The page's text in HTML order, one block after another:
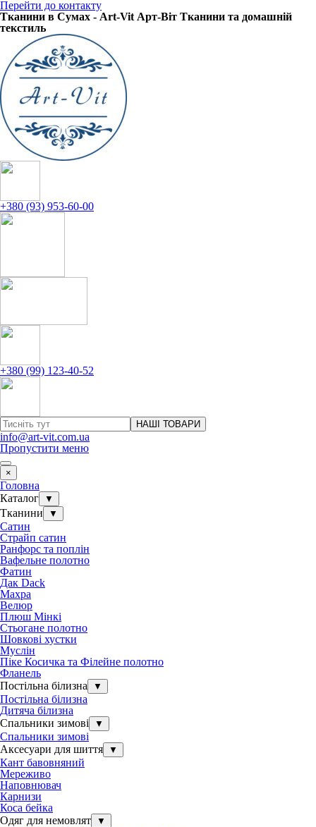
Перейти до контакту
Тканини в Сумах - Art-Vit Арт-Віт Тканини та домашній
текстиль
+380 (93) 953-60-00
+380 (99) 123-40-52
НАШІ ТОВАРИ
info@art-vit.com.ua
Пропустити меню
×
Головна
Каталог
▼
Тканини ▼
Сатин
Страйп сатин
Ранфорс та поплін
Вафельне полотно
Фатин
Дак Dack
Махра
Велюр
Плюш Мінкі
Стьогане полотно
Шовкові хустки
Муслін
Піке Косичка та Філейне полотно
Фланель
Постільна білизна
▼
Постільна білизна
Дитяча білизна
Спальники зимові
▼
Спальники зимові
Аксесуари для шиття
▼
Кант бавовняний
Мереживо
Наповнювач
Карнизи
Коса бейка
Одяг для немовлят
▼